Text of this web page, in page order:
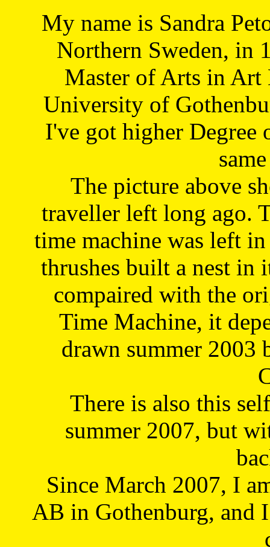
My name is Sandra
Northern Sweden, in
Master of Arts in Art
University of
I've got higher Degree
The picture above
traveller left long ago.
time machine was left
thrushes built a nest in
compaired with the
Time Machine, it
drawn summer 2003
There is also this
summer 2007, but
Since March 2007, I
AB in Gothenburg, and